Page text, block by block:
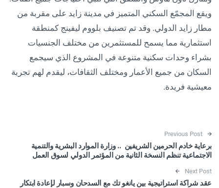
ويقع المجمّع السكني المتميز في مدينة زايد على مقربة من
مطار زايد الدولي. وقد تم تصنيف بلووم ليفينج كمنطقة
استثمارية مما يسمح للمستثمرين من مختلف الجنسيات
بشراء وحدات سكنية متنوعة في المشروع الذي سيجمع
السكان من جميع الأعمار ومختلف الثقافات، ليقدم لهم تجربة
معيشية فريدة.
Post navigation
Previous Post
برعاية خادم الحرمين الشريفين .. وزارة الموارد البشرية والتنمية
الاجتماعية تنظم النسخة الثانية من المؤتمر الدولي لسوق العمل
Next Post
عقد شراكة استراتيجية بين يانغو تك مع السدحان وسبار لإعادة ابتكار